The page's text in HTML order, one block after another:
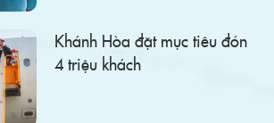
Khánh Hòa đặt mục tiêu đón
4 triệu khách